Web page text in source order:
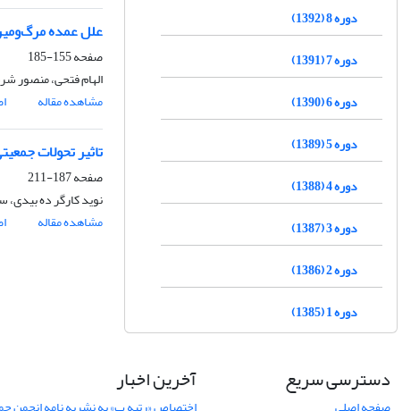
علل عمده مرگ‌ومیر ایران در سال 1395
صفحه155-185
الهام فتحی، منصور
مشاهده مقاله
تاثیر تحولات
صفحه187-211
نوید کارگر ده
مشاهده مقاله
دوره 8 (1392)
دوره 7 (1391)
دوره 6 (1390)
دوره 5 (1389)
دوره 4 (1388)
دوره 3 (1387)
دوره 2 (1386)
دوره 1 (1385)
دسترسی سریع آخرین اخبار